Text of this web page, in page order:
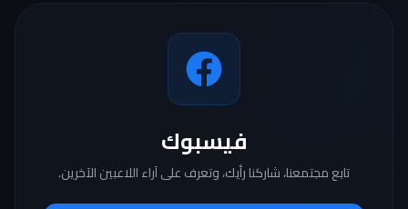
فيسبوك
تابع مجتمعنا، شاركنا رأيك، وتعرف على آراء اللاعبين الآخرين.